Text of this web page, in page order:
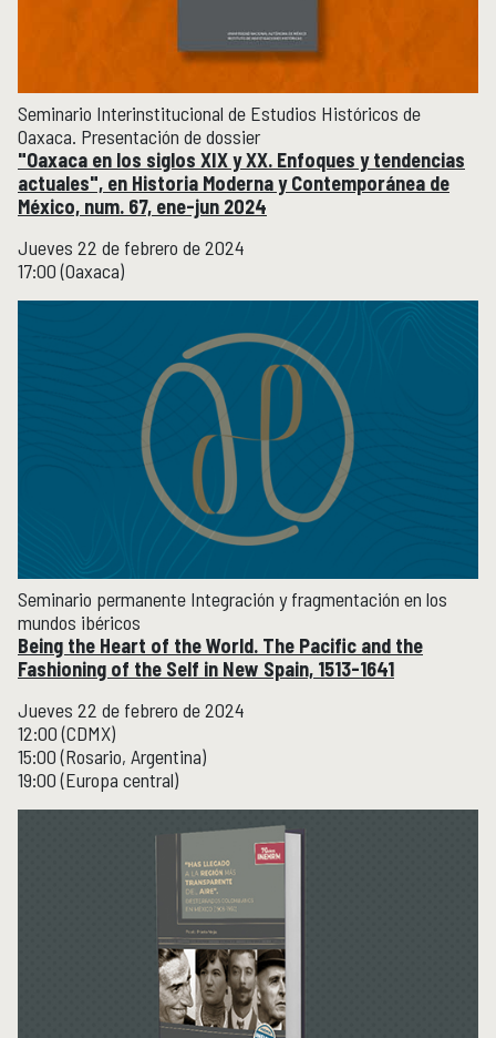
Unidad Oaxaca
UNIDAD OAXACA
Investigación
Docencia y vinculación
Actividades académicas
Género y Ética
GÉNERO Y ÉTICA
Seminario Interinstitucional de Estudios Históricos de
Oaxaca. Presentación de dossier
"Oaxaca en los siglos XIX y XX. Enfoques y tendencias
actuales", en Historia Moderna y Contemporánea de
México, num. 67, ene-jun 2024
Jueves 22 de febrero de 2024
17:00 (Oaxaca)
Seminario permanente Integración y fragmentación en los
mundos ibéricos
Being the Heart of the World. The Pacific and the
Fashioning of the Self in New Spain, 1513-1641
Jueves 22 de febrero de 2024
12:00 (CDMX)
15:00 (Rosario, Argentina)
19:00 (Europa central)